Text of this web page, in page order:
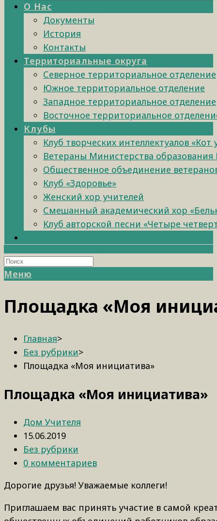
О Нас
Документы
История
Контакты
Территориальные округа
Северное территориальное отделение
Южное территориальное отделение
Западное территориальное отделение
Восточное территориальное
Клубы
Клуб творческих интеллектуалов «Кот
Ветераны Министерства образования
Общественное объединение
Клуб «Здоровье»
Женский хор учителей
Смешанный академический хор
Клуб авторской песни «Четыре
Меню
Площадка «Моя
Главная>
Без рубрики>
Площадка «Моя инициатива»
Площадка «Моя инициатива»
Дом Учителя
15.06.2019
Без рубрики
0 комментариев
Дорогие друзья! Уважаемые коллеги!
Приглашаем вас принять участие в самой